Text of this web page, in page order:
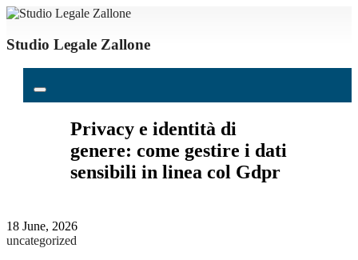
Studio Legale Zallone
Privacy e identità di
genere: come gestire i dati
sensibili in linea col Gdpr
18 June, 2026
uncategorized